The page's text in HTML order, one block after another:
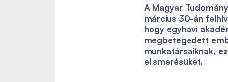
A Magyar
március 30-án
hogy egyhavi
megbetegedett
munkatársaiknak,
elismerésüket.